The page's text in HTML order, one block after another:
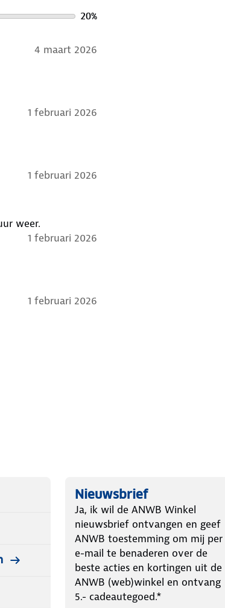
20%
4 maart 2026
1 februari 2026
1 februari 2026
weer.
1 februari 2026
1 februari 2026
Nieuwsbrief
Ja, ik wil de ANWB Winkel
nieuwsbrief ontvangen en geef
ANWB toestemming om mij per
e-mail te benaderen over de
beste acties en kortingen uit de
ANWB (web)winkel en ontvang
5.- cadeautegoed.*